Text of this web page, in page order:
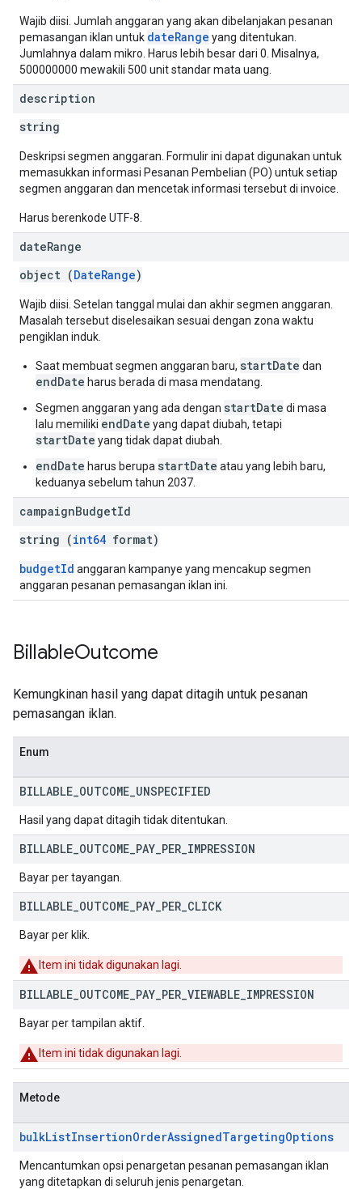
Wajib diisi. Jumlah anggaran yang akan dibelanjakan pesanan
pemasangan iklan untuk dateRange yang ditentukan.
Jumlahnya dalam mikro. Harus lebih besar dari 0. Misalnya,
500000000 mewakili 500 unit standar mata uang.
description
string
Deskripsi segmen anggaran. Formulir ini dapat digunakan untuk
memasukkan informasi Pesanan Pembelian (PO) untuk setiap
segmen anggaran dan mencetak informasi tersebut di invoice.
Harus berenkode UTF-8.
dateRange
object (DateRange)
Wajib diisi. Setelan tanggal mulai dan akhir segmen anggaran.
Masalah tersebut diselesaikan sesuai dengan zona waktu
pengiklan induk.
Saat membuat segmen anggaran baru, startDate dan
endDate harus berada di masa mendatang.
Segmen anggaran yang ada dengan startDate di masa
lalu memiliki endDate yang dapat diubah, tetapi
startDate yang tidak dapat diubah.
endDate harus berupa startDate atau yang lebih baru,
keduanya sebelum tahun 2037.
campaignBudgetId
string (int64 format)
budgetId anggaran kampanye yang mencakup segmen
anggaran pesanan pemasangan iklan ini.
BillableOutcome
Kemungkinan hasil yang dapat ditagih untuk pesanan
pemasangan iklan.
Enum
BILLABLE OUTCOME UNSPECIFIED
Hasil yang dapat ditagih tidak ditentukan.
BILLABLE OUTCOME PAY PER IMPRESSION
Bayar per tayangan.
BILLABLE OUTCOME PAY PER CLICK
Bayar per klik.
Item ini tidak digunakan lagi.
BILLABLE OUTCOME PAY PER VIEWABLE IMPRESSION
Bayar per tampilan aktif.
Item ini tidak digunakan lagi.
Metode
bulkListInsertionOrderAssignedTargetingOptions
Mencantumkan opsi penargetan pesanan pemasangan iklan
yang ditetapkan di seluruh jenis penargetan.